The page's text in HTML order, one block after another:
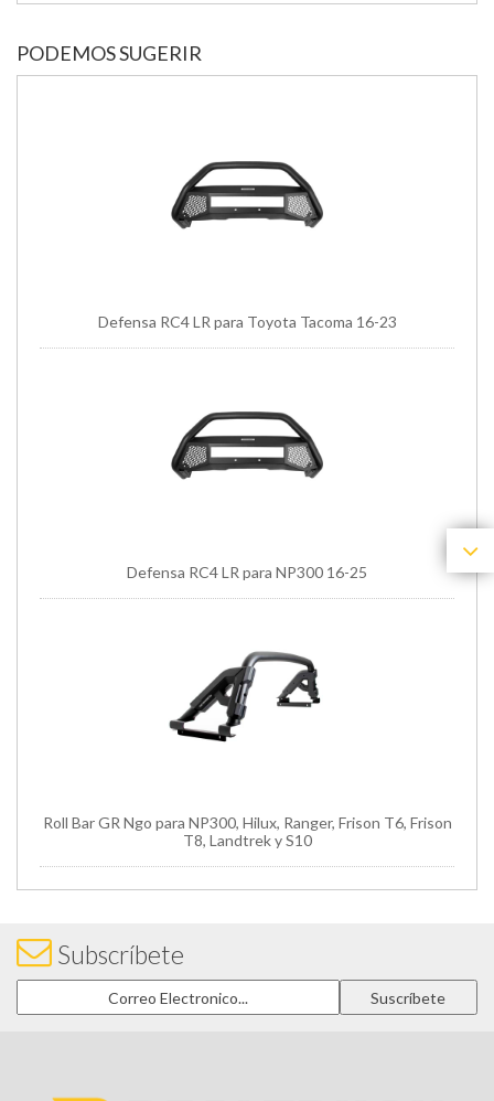
PODEMOS SUGERIR
Defensa RC4 LR para Toyota Tacoma 16-23
Defensa RC4 LR para NP300 16-25
Roll Bar GR Ngo para NP300, Hilux, Ranger, Frison T6, Frison
T8, Landtrek y S10
Subscríbete